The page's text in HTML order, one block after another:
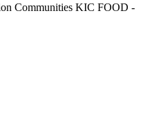
Communities KIC FOOD -